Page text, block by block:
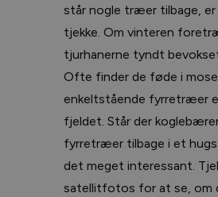
står nogle træer tilbage,
tjekke. Om vinteren
tjurhanerne tyndt
Ofte finder de føde i
enkeltstående fyrretræer
fjeldet. Står der
fyrretræer tilbage i et
det meget interessant.
satellitfotos for at se, om